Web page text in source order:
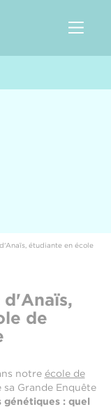
étudiante en école
d'Anaïs,
de
notre école de
sa Grande Enquête
génétiques : quel